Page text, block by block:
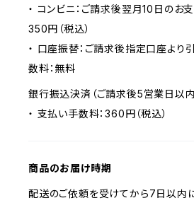
・ コンビニ：ご請求後翌月10日のお
350円（税込）
・ 口座振替：ご請求後指定口座より
数料：無料
銀行振込決済（ご請求後5営業日以内
・ 支払い手数料：360円（税込）
商品のお届け時期
配送のご依頼を受けてから7日以内に